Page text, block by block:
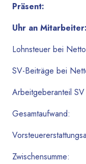
Präsent:
Uhr an Mitarbeiter:
Lohnsteuer bei
SV-Beiträge bei
Arbeitgeberanteil SV
Gesamtaufwand:
Zwischensumme: